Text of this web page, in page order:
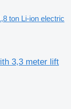
ton Li-ion electric
3,3 meter lift